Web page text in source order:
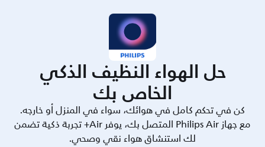
حل الهواء النظيف الذكي
الخاص بك
كن في تحكم كامل في هوائك، سواء في المنزل أو خارجه.
مع جهاز Philips Air المتصل بك، يوفر Air+ تجربة ذكية تضمن
لك استنشاق هواء نقي وصحي.